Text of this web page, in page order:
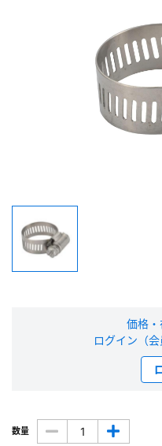
価格
ログイン（
数量
ダウ
があります。また当社の判断によ
※パスワードをお忘れの方は、 パ